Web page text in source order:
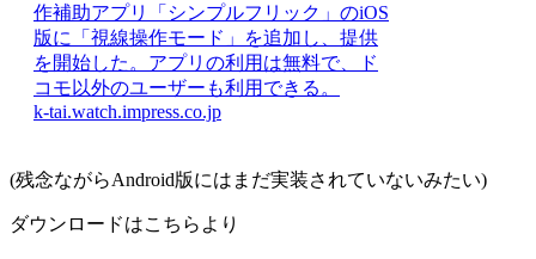
作補助アプリ「シンプルフリック」のiOS
版に「視線操作モード」を追加し、提供
を開始した。アプリの利用は無料で、ド
コモ以外のユーザーも利用できる。
k-tai.watch.impress.co.jp
(残念ながらAndroid版にはまだ実装されていないみたい)
ダウンロードはこちらより